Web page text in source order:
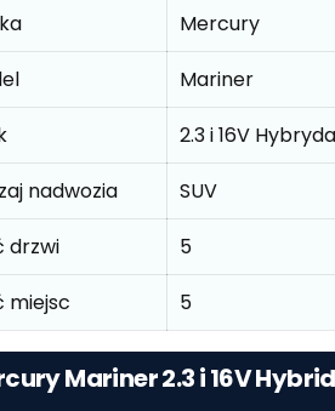
Mercury
Mariner
2.3 i 16V
nadwozia
SUV
drzwi
5
miejsc
5
Mariner 2.3 i 16V Hybrid